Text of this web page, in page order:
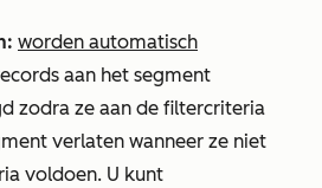
worden automatisch
aan het segment
zodra ze aan de filtercriteria
verlaten wanneer ze niet
voldoen. U kunt